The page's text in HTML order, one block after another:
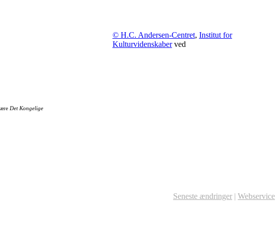
Det Kongelige
© H.C. Andersen-Centret, Institut for
Kulturvidenskaberved
Seneste ændringer | Webservice